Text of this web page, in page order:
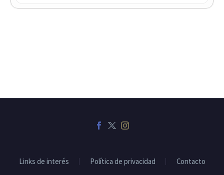
Links de interés Política de privacidad Contacto